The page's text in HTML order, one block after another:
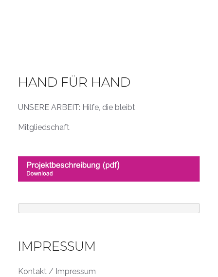
HAND FÜR HAND
UNSERE ARBEIT: Hilfe, die bleibt
Mitgliedschaft
IMPRESSUM
Kontakt / Impressum